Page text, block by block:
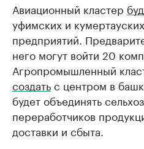
Авиационный кластер
уфимских и
предприятий.
него могут войти 20
Агропромышленный
создатьс центром в
будет объединять
переработчиков
доставки и сбыта.